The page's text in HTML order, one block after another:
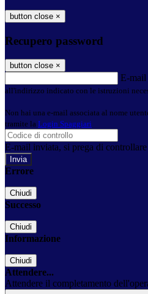
button close ×
Recupero password
button close ×
E-mail
all'indirizzo indicato con le istruzioni
Non hai una e-mail associata al nome
tramite la Login Spaggiari
E-mail inviata, si prega di
Errore
Chiudi
Successo
Chiudi
Informazione
Chiudi
Attendere...
Attendere il completamento